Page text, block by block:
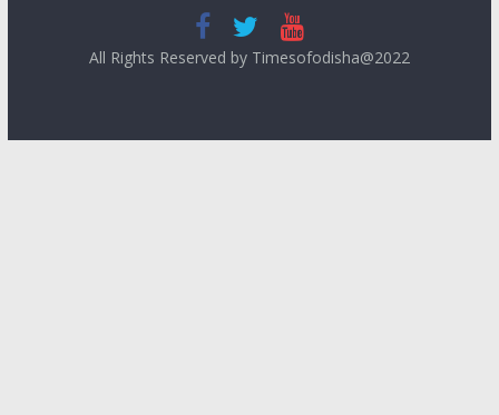
All Rights Reserved by Timesofodisha@2022